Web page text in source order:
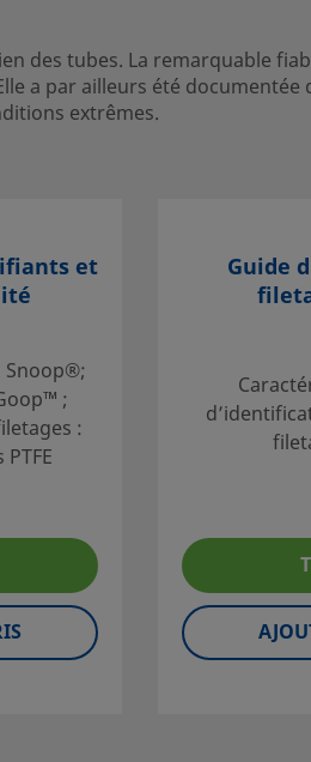
des tubes. La remarquable
a par ailleurs été
extrêmes.
et
Snoop®;
;
:
Guide